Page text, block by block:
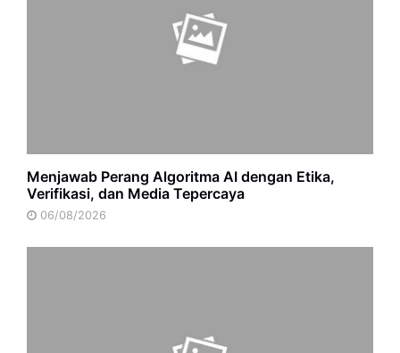
Menjawab Perang Algoritma AI dengan Etika,
Verifikasi, dan Media Tepercaya
06/08/2026